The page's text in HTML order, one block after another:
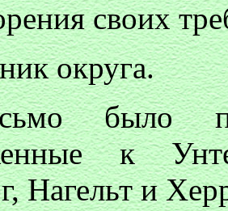
своих
округа.
было
к
Нагельт и